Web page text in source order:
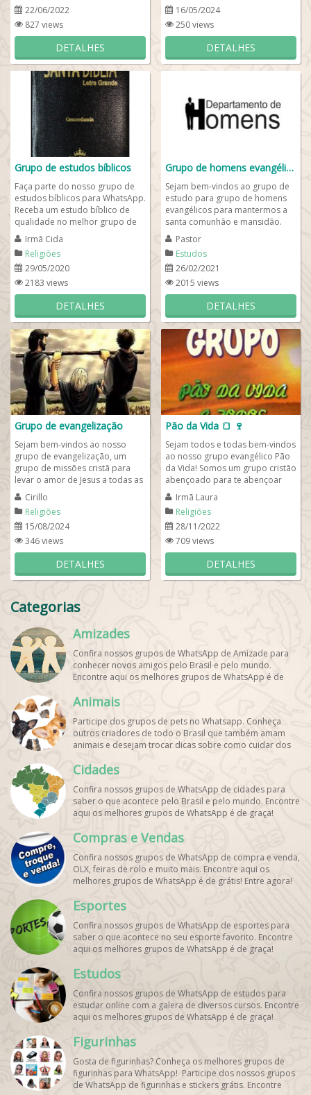
22/06/2022
827 views
DETALHES
16/05/2024
250 views
DETALHES
Grupo de estudos bíblicos
Faça parte do nosso grupo de
estudos bíblicos para WhatsApp.
Receba um estudo bíblico de
qualidade no melhor grupo de
whats evangélico temos grupo
de...
Irmã Cida
Religiões
29/05/2020
2183 views
DETALHES
Grupo de homens evangélicos 🤲🏾📖
Sejam bem-vindos ao grupo de
estudo para grupo de homens
evangélicos para mantermos a
santa comunhão e mansidão.
Confira a nossa lista de
atividades para...
Pastor
Estudos
26/02/2021
2015 views
DETALHES
Grupo de evangelização
Sejam bem-vindos ao nosso
grupo de evangelização, um
grupo de missões cristã para
levar o amor de Jesus a todas as
nações. Podem participar do
nosso grupo...
Cirillo
Religiões
15/08/2024
346 views
DETALHES
Pão da Vida 🍞 🍷
Sejam todos e todas bem-vindos
ao nosso grupo evangélico Pão
da Vida! Somos um grupo cristão
abençoado para te abençoar
imensamente com a graça do
nosso...
Irmã Laura
Religiões
28/11/2022
709 views
DETALHES
Categorias
Amizades
Confira nossos grupos de WhatsApp de Amizade para
conhecer novos amigos pelo Brasil e pelo mundo.
Encontre aqui os melhores grupos de WhatsApp é de
Animais
Participe dos grupos de pets no Whatsapp. Conheça
outros criadores de todo o Brasil que também amam
animais e desejam trocar dicas sobre como cuidar dos
graça!
Cidades
Confira nossos grupos de WhatsApp de cidades para
saber o que acontece pelo Brasil e pelo mundo. Encontre
aqui os melhores grupos de WhatsApp é de graça!
Compras e Vendas
Confira nossos grupos de WhatsApp de compra e venda,
OLX, feiras de rolo e muito mais. Encontre aqui os
melhores grupos de WhatsApp é de grátis! Entre agora!
Esportes
Confira nossos grupos de WhatsApp de esportes para
saber o que acontece no seu esporte favorito. Encontre
aqui os melhores grupos de WhatsApp é de graça!
Estudos
Confira nossos grupos de WhatsApp de estudos para
estudar online com a galera de diversos cursos. Encontre
aqui os melhores grupos de WhatsApp é de graça!
Figurinhas
Gosta de figurinhas? Conheça os melhores grupos de
figurinhas para WhatsApp! Participe dos nossos grupos
de WhatsApp de figurinhas e stickers grátis. Encontre